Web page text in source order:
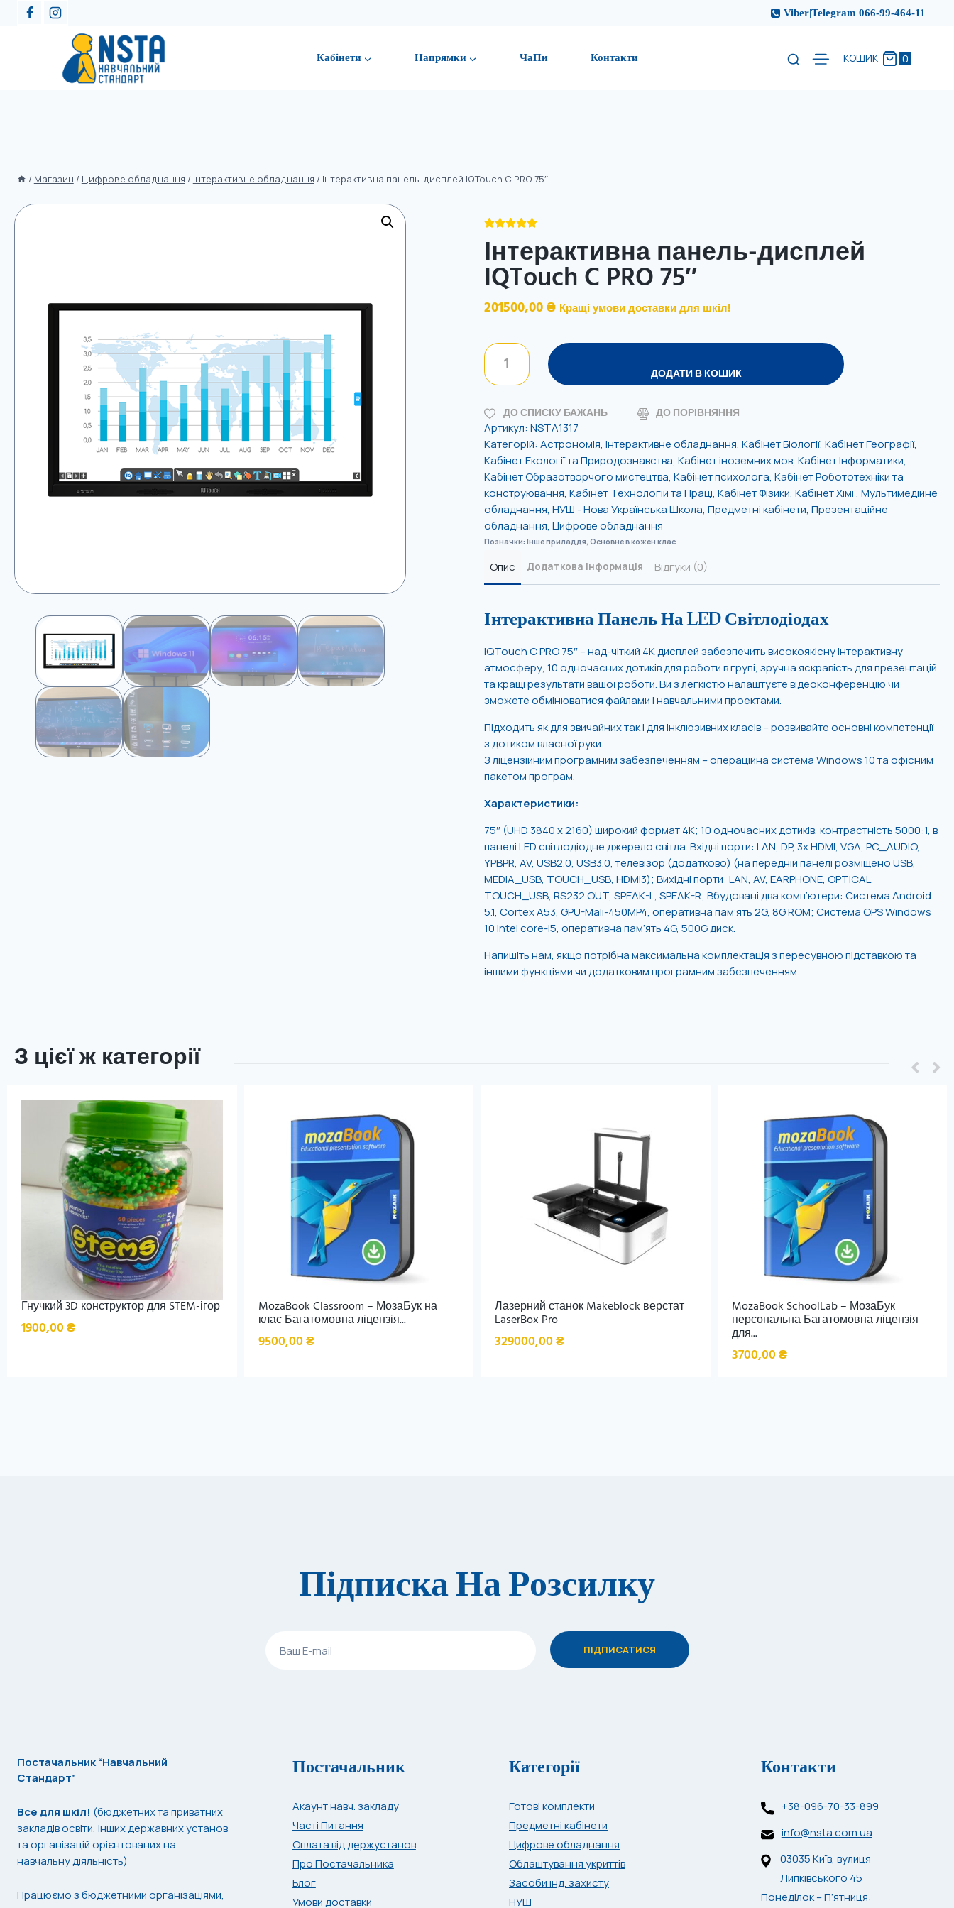
Viber|Telegram 066-99-464-11
Кабінети Напрямки ЧаПи Контакти КОШИК 0
/ Магазин / Цифрове обладнання / Інтерактивне обладнання / Інтерактивна панель-дисплей IQTouch C PRO 75″

Інтерактивна панель-дисплей
IQTouch C PRO 75″
201500,00₴ Кращі умови доставки для шкіл!
ДОДАТИ В КОШИК
ДО СПИСКУ БАЖАНЬ ДО ПОРІВНЯННЯ
Артикул: NSTA1317
Категорій: Астрономія, Інтерактивне обладнання, Кабінет Біології, Кабінет Географії,
Кабінет Екології та Природознавства, Кабінет іноземних мов, Кабінет Інформатики,
Кабінет Образотворчого мистецтва, Кабінет психолога, Кабінет Робототехніки та
конструювання, Кабінет Технологій та Праці, Кабінет Фізики, Кабінет Хімії, Мультимедійне
обладнання, НУШ - Нова Українська Школа, Предметні кабінети, Презентаційне
обладнання, Цифрове обладнання
Позначки: Інше приладдя, Основне в кожен клас
Опис Додаткова інформація Відгуки (0)
Інтерактивна Панель На LED Світлодіодах
IQTouch C PRO 75″ – над-чіткий 4К дисплей забезпечить високоякісну інтерактивну
атмосферу, 10 одночасних дотиків для роботи в групі, зручна яскравість для презентацій
та кращі результати вашої роботи. Ви з легкістю налаштуєте відеоконференцію чи
зможете обмінюватися файлами і навчальними проектами.
Підходить як для звичайних так і для інклюзивних класів – розвивайте основні компетенції
з дотиком власної руки.
З ліцензійним програмним забезпеченням – операційна система Windows 10 та офісним
пакетом програм.
Характеристики:
75″ (UHD 3840 x 2160) широкий формат 4К; 10 одночасних дотиків, контрастність 5000:1, в
панелі LED світлодіодне джерело світла. Вхідні порти: LAN, DP, 3х HDMI, VGA, PC_AUDIO,
YPBPR, AV, USB2.0, USB3.0, телевізор (додатково) (на передній панелі розміщено USB,
MEDIA_USB, TOUCH_USB, HDMI3); Вихідні порти: LAN, AV, EARPHONE, OPTICAL,
TOUCH_USB, RS232 OUT, SPEAK-L, SPEAK-R; Вбудовані два комп’ютери: Система Android
5.1, Cortex A53, GPU-Mali-450MP4, оперативна пам’ять 2G, 8G ROM; Система OPS Windows
10 intel core-i5, оперативна пам’ять 4G, 500G диск.
Напишіть нам, якщо потрібна максимальна комплектація з пересувною підставкою та
іншими функціями чи додатковим програмним забезпеченням.
З цієї ж категорії
Гнучкий 3D конструктор для STEM-ігор
1900,00₴
MozaBook Classroom – МозаБук на
клас Багатомовна ліцензія...
9500,00₴
Лазерний станок Makeblock верстат
LaserBox Pro
329000,00₴
MozaBook SchoolLab – МозаБук
персональна Багатомовна ліцензія
для...
3700,00₴
Підписка На Розсилку
Постачальник “Навчальний
Стандарт”
Все для шкіл! (бюджетних та приватних
закладів освіти, інших державних установ
та організацій орієнтованих на
навчальну діяльність)
Працюємо з бюджетними організаціями,
Постачальник
Акаунт навч. закладу
Часті Питання
Оплата від держустанов
Про Постачальника
Блог
Умови доставки
Категорії
Готові комплекти
Предметні кабінети
Цифрове обладнання
Облаштування укриттів
Засоби інд. захисту
НУШ
Контакти
+38-096-70-33-899
info@nsta.com.ua
03035 Київ, вулиця
Липківського 45
Понеділок – П’ятниця: